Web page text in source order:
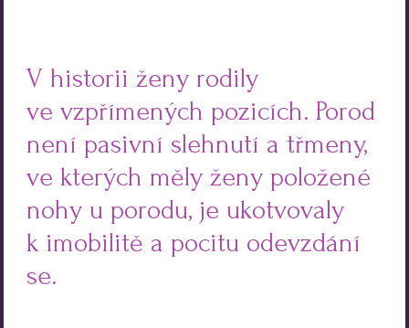
V historii ženy rodily
ve vzpřímených pozicích. Porod
není pasivní slehnutí a třmeny,
ve kterých měly ženy položené
nohy u porodu, je ukotvovaly
k imobilitě a pocitu odevzdání
se.